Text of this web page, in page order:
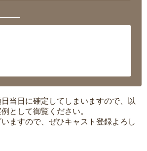
———
当日に確定してしまいますので、以
として御覧ください。
ますので、ぜひキャスト登録よろし